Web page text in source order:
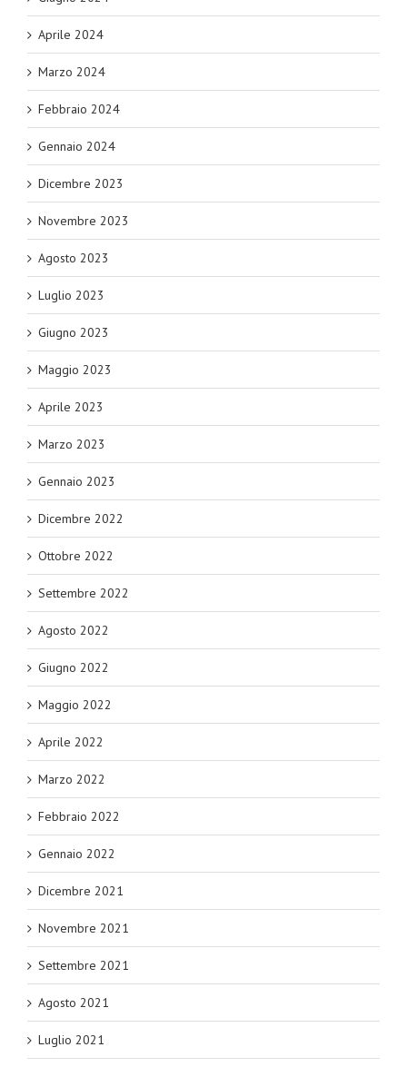
Aprile 2024
Marzo 2024
Febbraio 2024
Gennaio 2024
Dicembre 2023
Novembre 2023
Agosto 2023
Luglio 2023
Giugno 2023
Maggio 2023
Aprile 2023
Marzo 2023
Gennaio 2023
Dicembre 2022
Ottobre 2022
Settembre 2022
Agosto 2022
Giugno 2022
Maggio 2022
Aprile 2022
Marzo 2022
Febbraio 2022
Gennaio 2022
Dicembre 2021
Novembre 2021
Settembre 2021
Agosto 2021
Luglio 2021